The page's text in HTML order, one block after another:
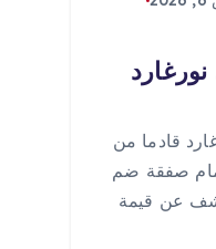
قادما من
صفقة ضم
عن قيمة